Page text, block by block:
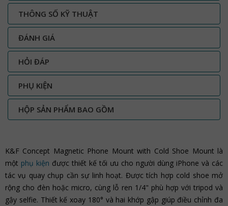
THÔNG SỐ KỸ THUẬT
ĐÁNH GIÁ
HỎI ĐÁP
PHỤ KIỆN
HỘP SẢN PHẨM BAO GỒM
K&F Concept Magnetic Phone Mount with Cold Shoe Mount là
một phụ kiện được thiết kế tối ưu cho người dùng iPhone và các
tác vụ quay chụp cần sự linh hoạt. Được tích hợp cold shoe mở
rộng cho đèn hoặc micro, cùng lỗ ren 1/4" phù hợp với tripod và
gậy selfie. Thiết kế xoay 180° và hai khớp gập giúp điều chỉnh đa